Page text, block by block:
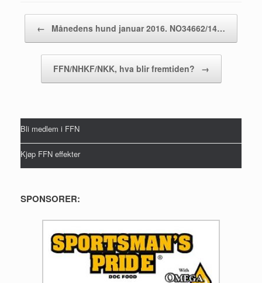
← Månedens hund januar 2016. NO34662/14…
FFN/NHKF/NKK, hva blir fremtiden? →
Bli medlem i FFN
Kjøp FFN effekter
SPONSORER: